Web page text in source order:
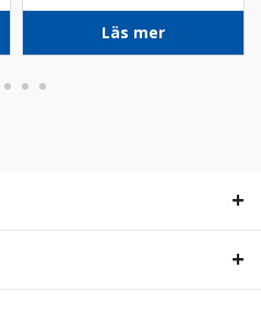
Läs mer